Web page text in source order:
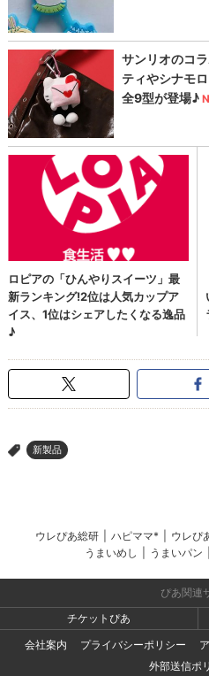
> 新製品
ウレぴあ総研 ハピママ* ウレぴ
うまいめし
うまいパン
ぴあ関連
チケットぴあ
会社案内
プライバシーポリシー
外部送信ポ